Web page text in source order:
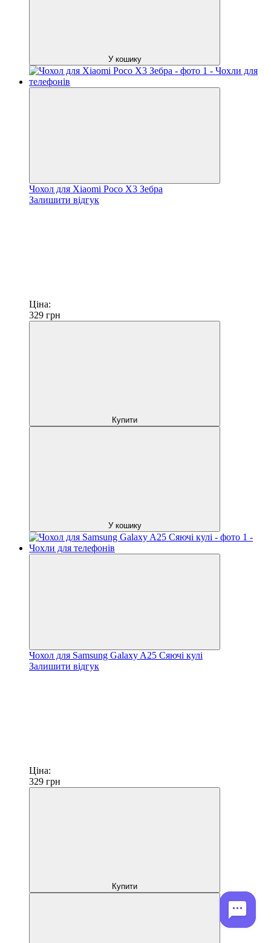
У кошику
Чохол для Xiaomi Poco X3 Зебра
Залишити відгук
Ціна:
329 грн
Купити
У кошику
Чохол для Samsung Galaxy A25 Сяючі кулі
Залишити відгук
Ціна:
329 грн
Купити